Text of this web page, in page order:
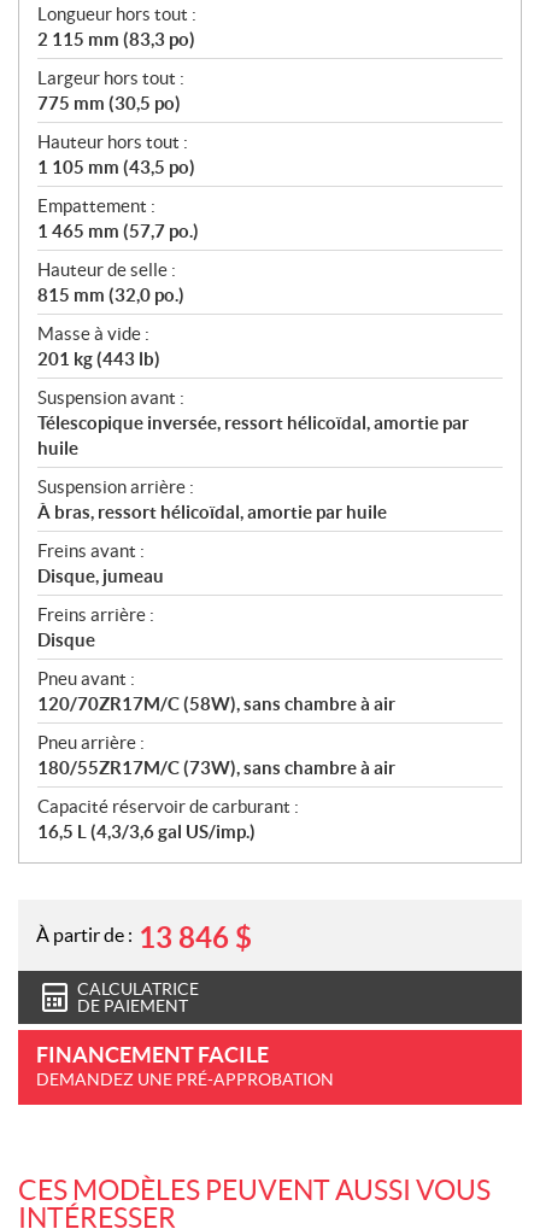
Longueur hors tout :
2 115 mm (83,3 po)
Largeur hors tout :
775 mm (30,5 po)
Hauteur hors tout :
1 105 mm (43,5 po)
Empattement :
1 465 mm (57,7 po.)
Hauteur de selle :
815 mm (32,0 po.)
Masse à vide :
201 kg (443 lb)
Suspension avant :
Télescopique inversée, ressort hélicoïdal, amortie par
huile
Suspension arrière :
À bras, ressort hélicoïdal, amortie par huile
Freins avant :
Disque, jumeau
Freins arrière :
Disque
Pneu avant :
120/70ZR17M/C (58W), sans chambre à air
Pneu arrière :
180/55ZR17M/C (73W), sans chambre à air
Capacité réservoir de carburant :
16,5 L (4,3/3,6 gal US/imp.)
À partir de : 13 846 $
CALCULATRICE
DE PAIEMENT
FINANCEMENT FACILE
DEMANDEZ UNE PRÉ-APPROBATION
CES MODÈLES PEUVENT AUSSI VOUS
INTÉRESSER